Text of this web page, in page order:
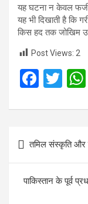
यह घटना न केवल
यह भी दिखाती है कि
किस हद तक जोखिम
Post Views: 2
F
ce
b
o
o
k
T
tt
er
Post
navigation
तमिल संस्कृति और
पाकिस्तान के पूर्व